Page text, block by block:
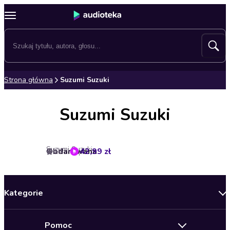
Strona główna Suzumi Suzuki
Suzumi Suzuki
Obdarowana
Suzumi Suzuki
4.2 42,99 zł
Kategorie
Pomoc